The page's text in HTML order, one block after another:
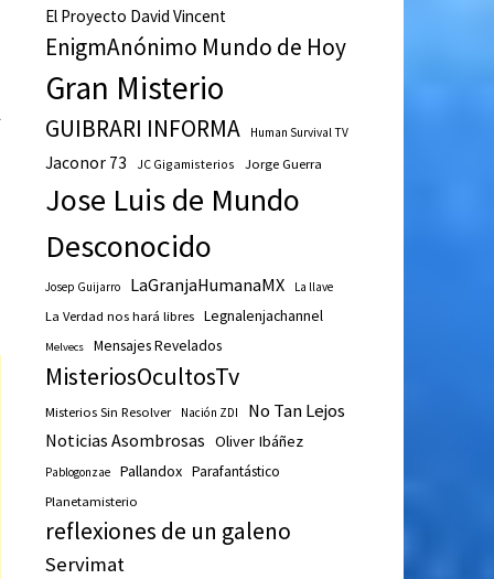
El Proyecto David Vincent
EnigmAnónimo Mundo de Hoy
Gran Misterio
GUIBRARI INFORMA Human Survival TV
Jaconor 73 JC Gigamisterios Jorge Guerra
Jose Luis de Mundo
Desconocido
Josep Guijarro LaGranjaHumanaMX La llave
La Verdad nos hará libres Legnalenjachannel
Melvecs Mensajes Revelados
MisteriosOcultosTv
Misterios Sin Resolver Nación ZDI No Tan Lejos
Noticias Asombrosas Oliver Ibáñez
Pablogonzae Pallandox Parafantástico
Planetamisterio
reflexiones de un galeno
Servimat